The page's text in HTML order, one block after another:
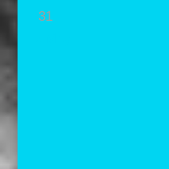
31